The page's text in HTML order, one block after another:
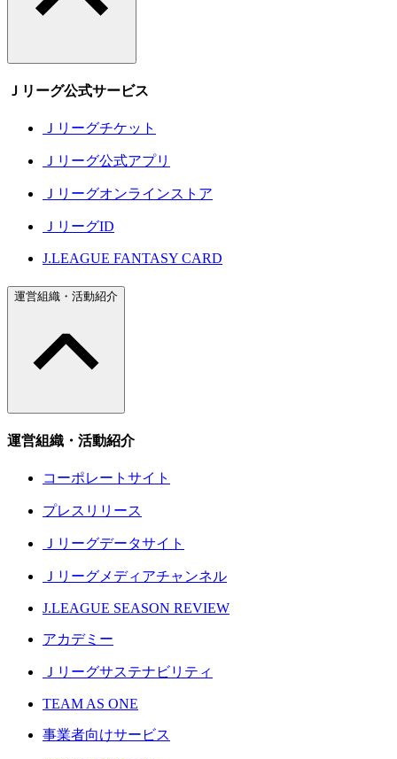
Ｊリーグ公式サービス
Ｊリーグチケット
Ｊリーグ公式アプリ
Ｊリーグオンラインストア
ＪリーグID
J.LEAGUE FANTASY CARD
運営組織・活動紹介
運営組織・活動紹介
コーポレートサイト
プレスリリース
Ｊリーグデータサイト
Ｊリーグメディアチャンネル
J.LEAGUE SEASON REVIEW
アカデミー
Ｊリーグサステナビリティ
TEAM AS ONE
事業者向けサービス